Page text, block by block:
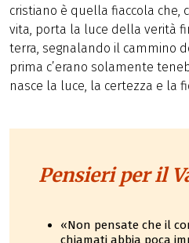
cristiano è quella fiaccola che,
vita, porta la luce della verità
terra, segnalando il cammino
prima c’erano solamente
nasce la luce, la certezza e la
Pensieri per il
«Non pensate che il
chiamati abbia poca